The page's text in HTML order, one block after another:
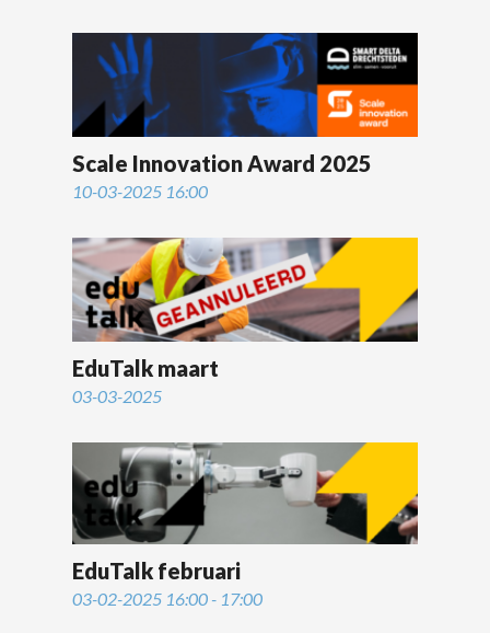
Scale Innovation Award 2025
10-03-2025 16:00
EduTalk maart
03-03-2025
EduTalk februari
03-02-2025 16:00 - 17:00